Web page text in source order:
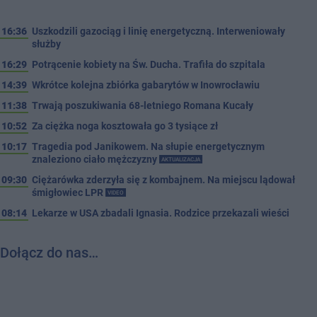
16:36 Uszkodzili gazociąg i linię energetyczną. Interweniowały
służby
16:29 Potrącenie kobiety na Św. Ducha. Trafiła do szpitala
14:39 Wkrótce kolejna zbiórka gabarytów w Inowrocławiu
11:38 Trwają poszukiwania 68-letniego Romana Kucały
10:52 Za ciężka noga kosztowała go 3 tysiące zł
10:17 Tragedia pod Janikowem. Na słupie energetycznym
znaleziono ciało mężczyzny
AKTUALIZACJA
09:30 Ciężarówka zderzyła się z kombajnem. Na miejscu lądował
śmigłowiec LPR
VIDEO
08:14 Lekarze w USA zbadali Ignasia. Rodzice przekazali wieści
Dołącz do nas…